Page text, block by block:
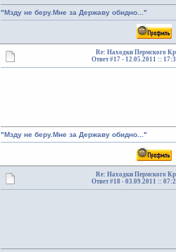
"Мзду не беру.Мне за Державу обидно..."
Re: Находки Пермского
Ответ #17 - 12.05.2011 ::
"Мзду не беру.Мне за Державу обидно..."
Re: Находки Пермского
Ответ #18 - 03.09.2011 ::